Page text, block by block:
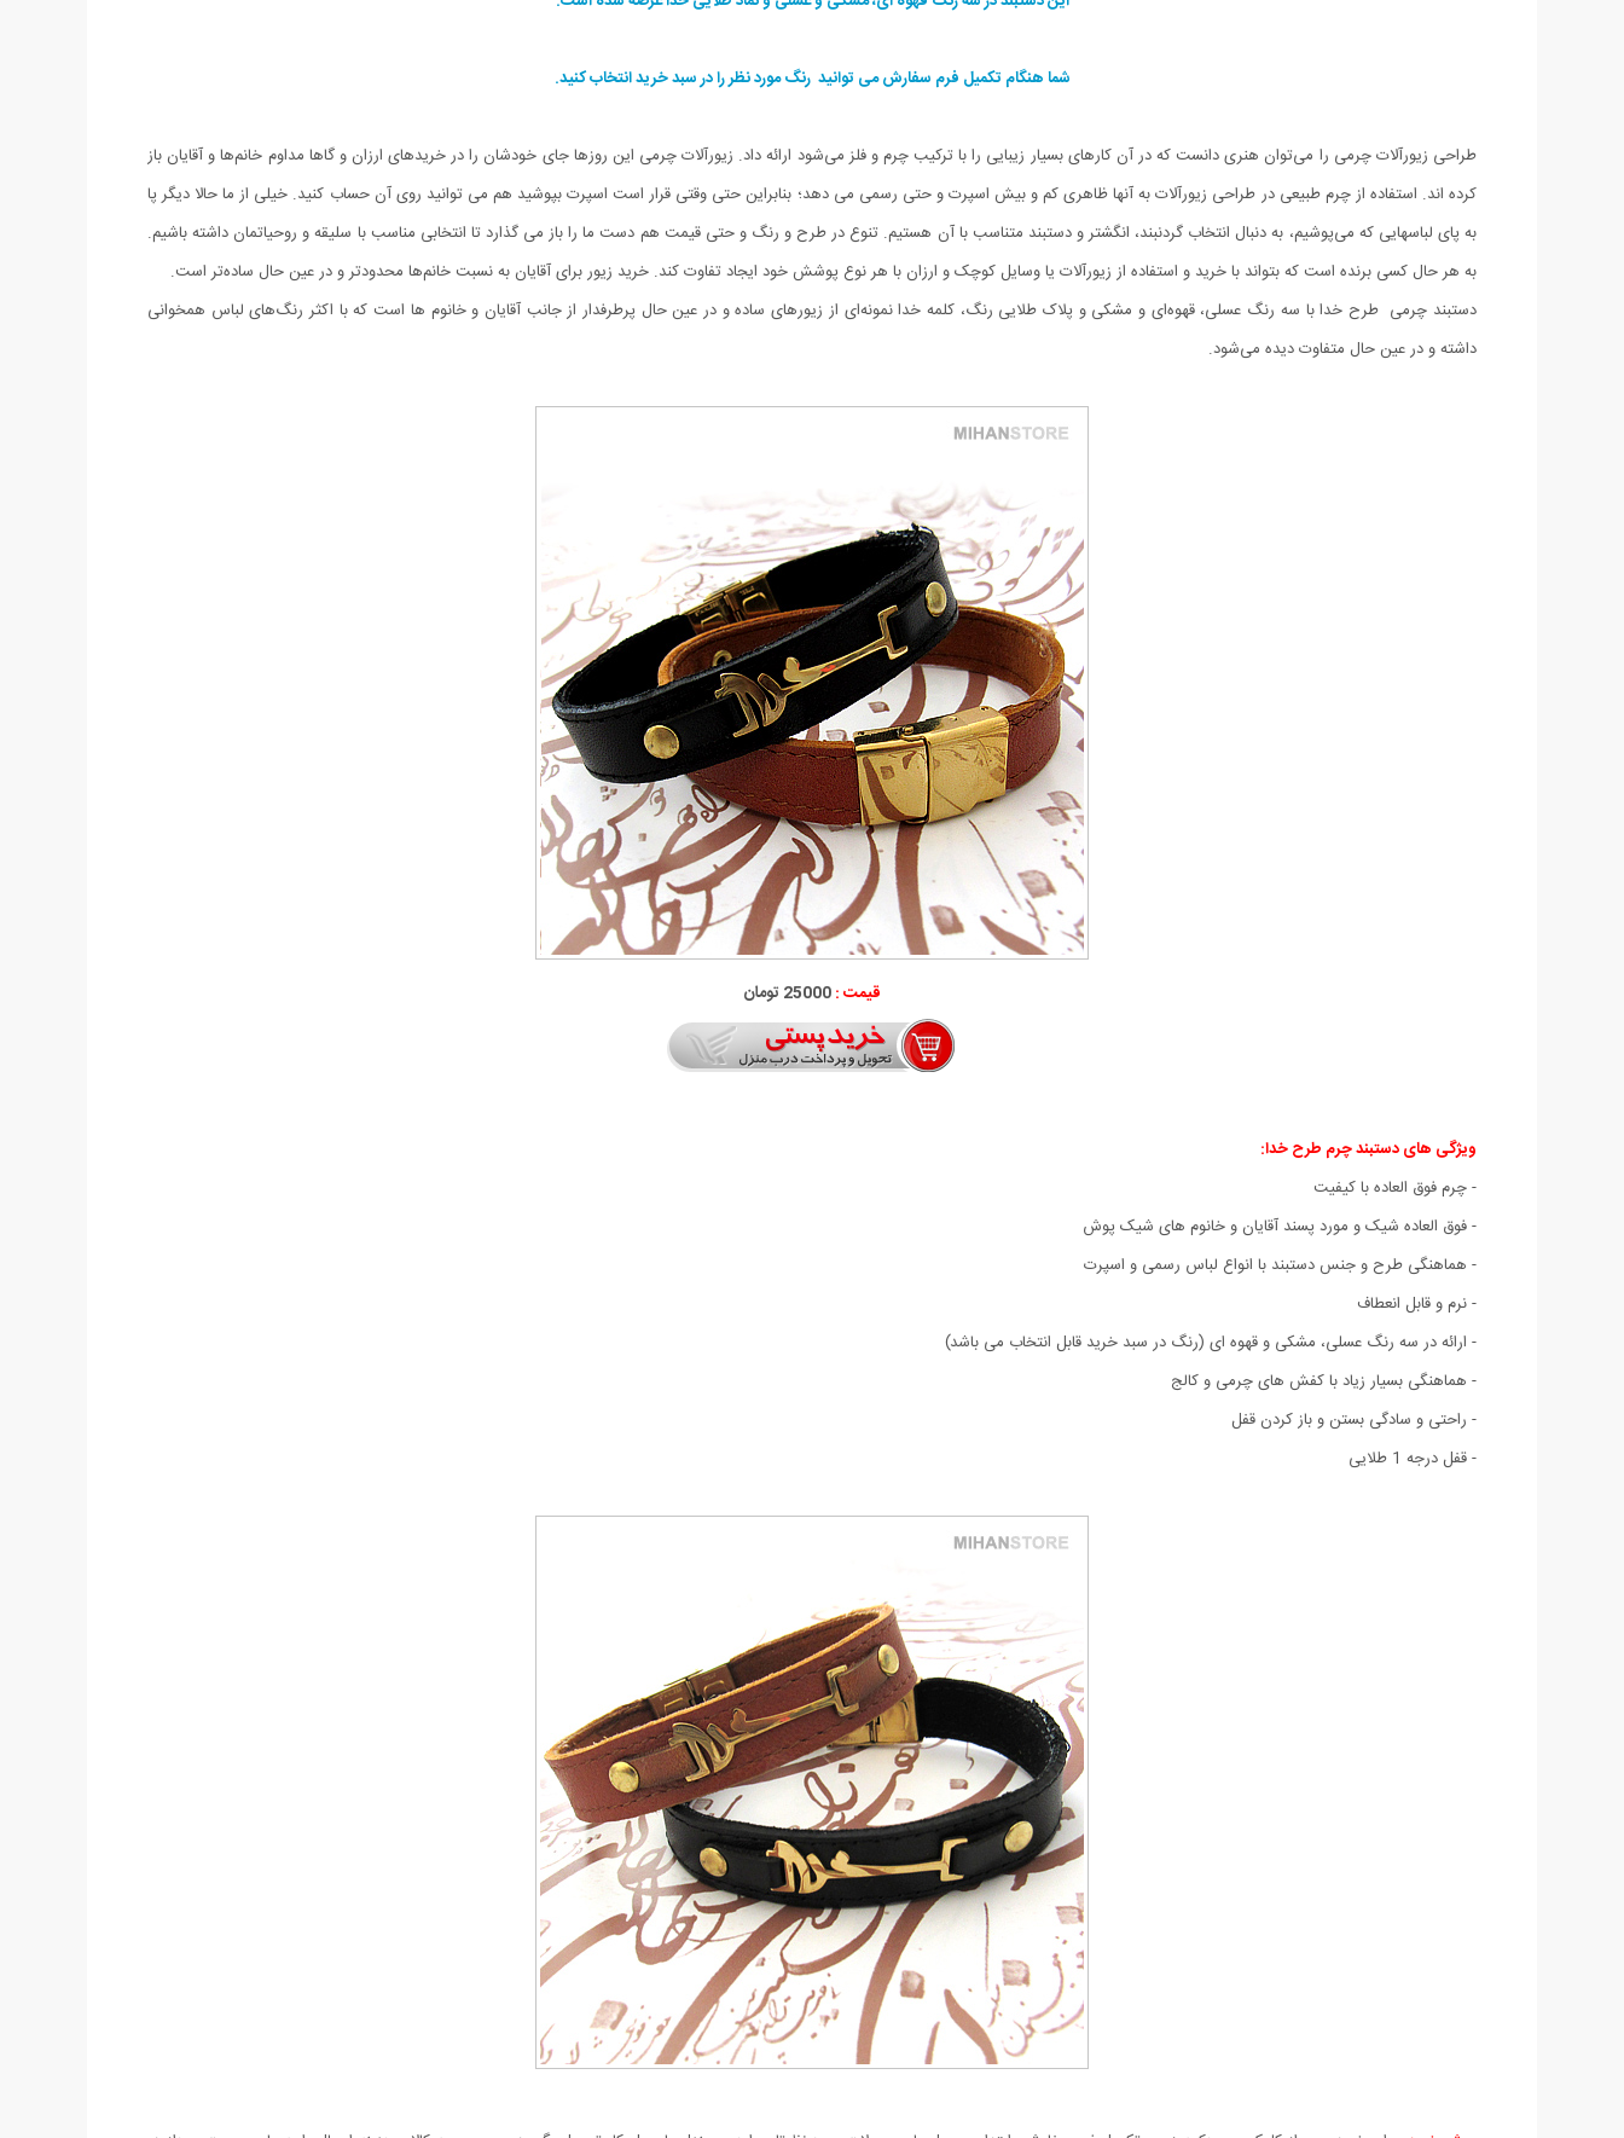
شما هنگام تکمیل فرم سفارش می توانید رنگ مورد نظر را در سبد خرید انتخاب کنید.
طراحی زیورآلات چرمی را می‌توان هنری دانست که در آن کارهای بسیار زیبایی را با ترکیب چرم و فلز می‌شود ارائه داد. زیورآلات چرمی این روزها جای خودشان را در خریدهای ارزان و گاها مداوم خانم‌ها و آقایان باز
کرده اند. استفاده از چرم طبیعی در طراحی زیورآلات به آنها ظاهری کم و بیش اسپرت و حتی رسمی می دهد؛ بنابراین حتی وقتی قرار است اسپرت بپوشید هم می توانید روی آن حساب کنید. خیلی از ما حالا دیگر پا
به پای لباسهایی که می‌پوشیم، به دنبال انتخاب گردنبند، انگشتر و دستبند متناسب با آن هستیم. تنوع در طرح و رنگ و حتی قیمت هم دست ما را باز می گذارد تا انتخابی مناسب با سلیقه و روحیاتمان داشته باشیم.
به هر حال کسی برنده است که بتواند با خرید‌ و استفاده از زیورآلات یا وسایل کوچک و ارزان با هر نوع پوشش خود ایجاد تفاوت کند. خرید زیور برای آقایان به نسبت خانم‌ها محدودتر و در عین حال ساده‌تر است.
دستبند چرمی طرح خدا با سه رنگ عسلی، قهوه‌ای و مشکی و پلاک طلایی رنگ، کلمه خدا نمونه‌ای از زیورهای ساده و در عین حال پرطرفدار از جانب آقایان و خانوم ها است که با اکثر رنگ‌های لباس همخوانی
داشته و در عین حال متفاوت دیده می‌شود.
قیمت :25000 تومان
ویژگی های دستبند چرم طرح خدا:
- چرم فوق العاده با کیفیت
- فوق العاده شیک و مورد پسند آقایان و خانوم های شیک پوش
- هماهنگی طرح و جنس دستبند با انواع لباس رسمی و اسپرت
- نرم و قابل انعطاف
- ارائه در سه رنگ عسلی، مشکی و قهوه ای (رنگ در سبد خرید قابل انتخاب می باشد)
- هماهنگی بسیار زیاد با کفش های چرمی و کالج
- راحتی و سادگی بستن و باز کردن قفل
- قفل درجه 1 طلایی